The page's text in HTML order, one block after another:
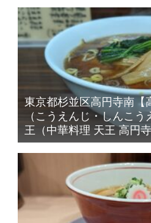
東京都杉並区高円寺南【
（こうえんじ・しんこ
王（中華料理 天王 高円